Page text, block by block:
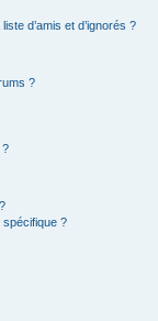
d’amis et d’ignorés ?
?
?
spécifique ?